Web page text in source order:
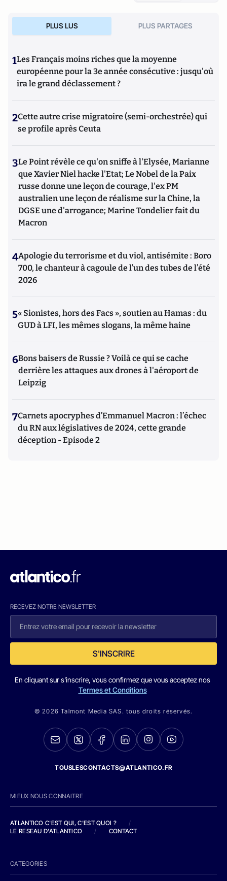
PLUS LUS PLUS PARTAGES
1Les Français moins riches que la moyenne
européenne pour la 3e année consécutive : jusqu'où
ira le grand déclassement ?
2Cette autre crise migratoire (semi-orchestrée) qui
se profile après Ceuta
3Le Point révèle ce qu'on sniffe à l'Elysée, Marianne
que Xavier Niel hacke l'Etat; Le Nobel de la Paix
russe donne une leçon de courage, l'ex PM
australien une leçon de réalisme sur la Chine, la
DGSE une d'arrogance; Marine Tondelier fait du
Macron
4Apologie du terrorisme et du viol, antisémite : Boro
700, le chanteur à cagoule de l’un des tubes de l’été
2026
5« Sionistes, hors des Facs », soutien au Hamas : du
GUD à LFI, les mêmes slogans, la même haine
6Bons baisers de Russie ? Voilà ce qui se cache
derrière les attaques aux drones à l'aéroport de
Leipzig
7Carnets apocryphes d’Emmanuel Macron : l’échec
du RN aux législatives de 2024, cette grande
déception - Episode 2
RECEVEZ NOTRE NEWSLETTER
S'INSCRIRE
En cliquant sur s'inscrire, vous confirmez que vous acceptez nos
Termes et Conditions
© 2026 Talmont Media SAS. tous droits réservés.
TOUSLESCONTACTS@ATLANTICO.FR
MIEUX NOUS CONNAITRE
ATLANTICO C'EST QUI, C'EST QUOI ?
/
LE RESEAU D'ATLANTICO
/ CONTACT
CATEGORIES